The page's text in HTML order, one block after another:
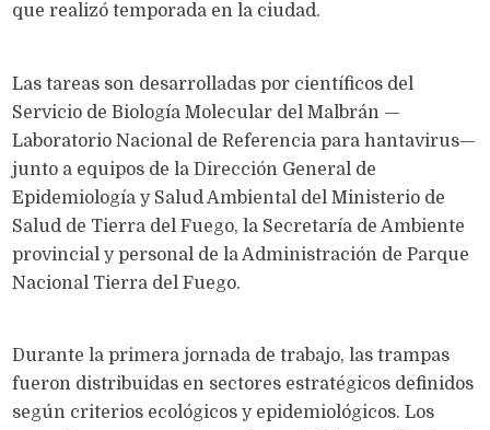
que realizó temporada en la ciudad.
Las tareas son desarrolladas por científicos del
Servicio de Biología Molecular del Malbrán —
Laboratorio Nacional de Referencia para hantavirus—
junto a equipos de la Dirección General de
Epidemiología y Salud Ambiental del Ministerio de
Salud de Tierra del Fuego, la Secretaría de Ambiente
provincial y personal de la Administración de Parque
Nacional Tierra del Fuego.
Durante la primera jornada de trabajo, las trampas
fueron distribuidas en sectores estratégicos definidos
según criterios ecológicos y epidemiológicos. Los